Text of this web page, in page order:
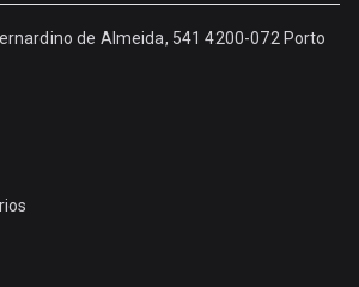
de Almeida, 541 4200-072 Porto